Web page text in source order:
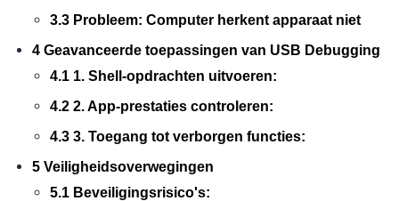
3.3 Probleem: Computer herkent apparaat niet
4 Geavanceerde toepassingen van USB Debugging
4.1 1. Shell-opdrachten uitvoeren:
4.2 2. App-prestaties controleren:
4.3 3. Toegang tot verborgen functies:
5 Veiligheidsoverwegingen
5.1 Beveiligingsrisico's: